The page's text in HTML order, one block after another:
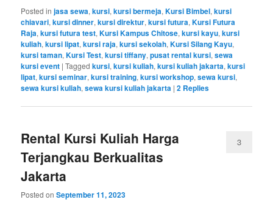
Posted in jasa sewa,kursi,kursi bermeja,Kursi Bimbel,kursi
chiavari,kursi dinner,kursi direktur,kursi futura,Kursi Futura
Raja,kursi futura test,Kursi Kampus Chitose,kursi kayu,kursi
kuliah,kursi lipat,kursi raja,kursi sekolah,Kursi Silang Kayu,
kursi taman,Kursi Test,kursi tiffany,pusat rental kursi,sewa
kursi event |Tagged kursi,kursi kuliah,kursi kuliah jakarta,kursi
lipat,kursi seminar,kursi training,kursi workshop,sewa kursi,
sewa kursi kuliah,sewa kursi kuliah jakarta |2 Replies
Rental Kursi Kuliah Harga
Terjangkau Berkualitas
Jakarta
Posted onSeptember 11, 2023
3